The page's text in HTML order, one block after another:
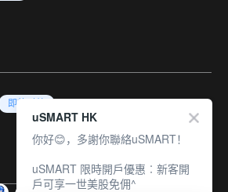
即将对外
uSMART HK
你好😊，多謝你聯絡uSMART！
uSMART 限時開戶優惠︰新客開
戶可享一世美股免佣^